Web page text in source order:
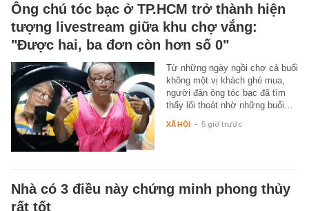
Ông chú tóc bạc ở TP.HCM trở thành hiện
tượng livestream giữa khu chợ vắng:
"Được hai, ba đơn còn hơn số 0"
Từ những ngày ngồi chợ cả buổi
không một vị khách ghé mua,
người đàn ông tóc bạc đã tìm
thấy lối thoát nhờ những buổi…
XÃ HỘI - 5 giờ trước
Nhà có 3 điều này chứng minh phong thủy
rất tốt